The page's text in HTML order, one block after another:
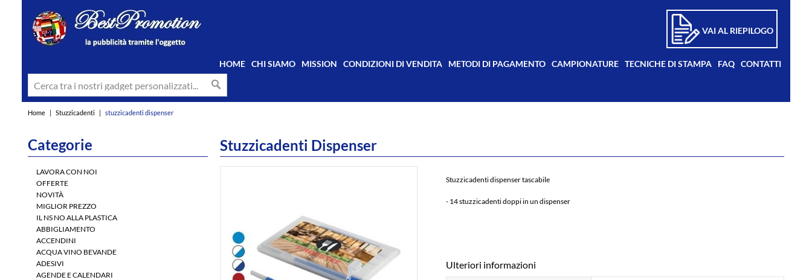
VAI AL RIEPILOGO
HOME CHI SIAMO MISSION CONDIZIONI DI VENDITA METODI DI PAGAMENTO CAMPIONATURE TECNICHE DI STAMPA FAQ CONTATTI
Home | Stuzzicadenti | stuzzicadenti dispenser
Stuzzicadenti Dispenser
Stuzzicadenti dispenser tascabile
- 14 stuzzicadenti doppi in un dispenser
Ulteriori informazioni
Categorie
LAVORA CON NOI
OFFERTE
NOVITÀ
MIGLIOR PREZZO
IL NS NO ALLA PLASTICA
ABBIGLIAMENTO
ACCENDINI
ACQUA VINO BEVANDE
ADESIVI
AGENDE E CALENDARI